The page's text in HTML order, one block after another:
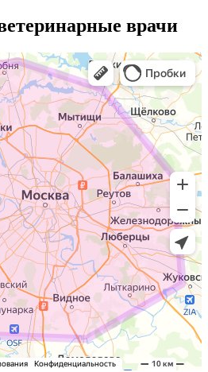
врачи